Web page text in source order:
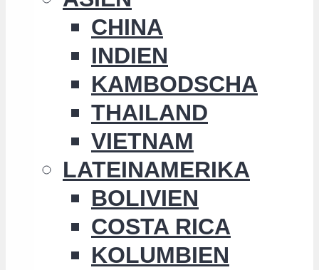
CHINA
INDIEN
KAMBODSCHA
THAILAND
VIETNAM
LATEINAMERIKA
BOLIVIEN
COSTA RICA
KOLUMBIEN